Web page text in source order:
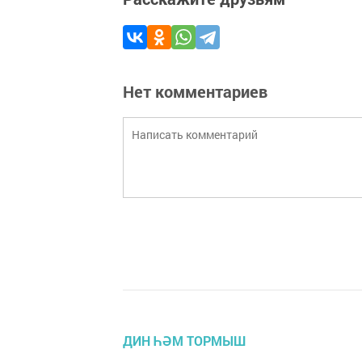
Нет комментариев
ДИН ҺӘМ ТОРМЫШ